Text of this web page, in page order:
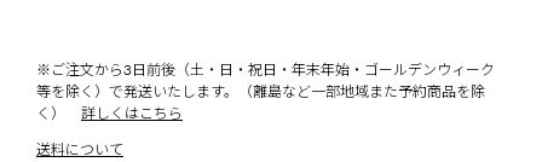
※ご注文から3日前後（土・日・祝日・年末年始・ゴールデンウィーク
等を除く）で発送いたします。（離島など一部地域また予約商品を除
く）
詳しくはこちら
送料について